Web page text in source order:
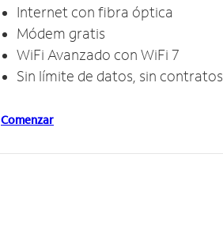
Internet con fibra óptica
Módem gratis
WiFi Avanzado con WiFi 7
Sin límite de datos, sin contratos
Comenzar